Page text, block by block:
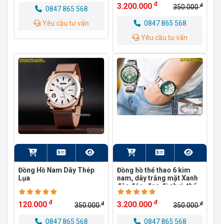
0847 865 568
Yêu cầu tư vấn
350.000đ
3.200.000 đ
0847 865 568
Yêu cầu tư vấn
Đồng Hồ Nam Dây Thép
Lụa
350.000đ
120.000 đ
0847 865 568
Đồng hồ thể thao 6 kim
nam, dây trắng mặt Xanh
độc đáo, đeo đi chơi, thể
thao, học tập...
350.000đ
3.200.000 đ
0847 865 568